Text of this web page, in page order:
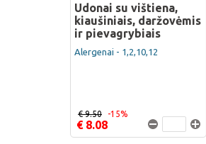
Udonai su vištiena,
kiaušiniais, daržovėmis
ir pievagrybiais
Alergenai - 1,2,10,12
€ 8.08
€ 9.50 -15%